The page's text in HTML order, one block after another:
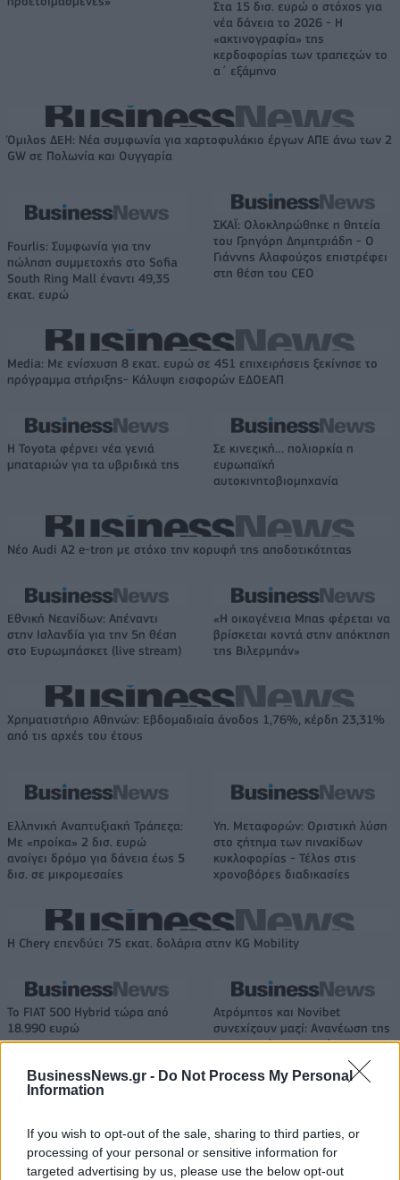
BusinessNews.gr - Do Not Process My Personal
Information
If you wish to opt-out of the sale, sharing to third parties, or
processing of your personal or sensitive information for
targeted advertising by us, please use the below opt-out
Στα 15 δισ. ευρώ ο στόχος για
νέα δάνεια το 2026 - Η
«ακτινογραφία» της
κερδοφορίας των τραπεζών το
α΄ εξάμηνο
Όμιλος ΔΕΗ: Νέα συμφωνία για χαρτοφυλάκιο έργων ΑΠΕ άνω των 2
GW σε Πολωνία και Ουγγαρία
Fourlis: Συμφωνία για την
πώληση συμμετοχής στο Sofia
South Ring Mall έναντι 49,35
εκατ. ευρώ
ΣΚΑΪ: Ολοκληρώθηκε η θητεία
του Γρηγόρη Δημητριάδη - Ο
Γιάννης Αλαφούζος επιστρέφει
στη θέση του CEO
Media: Με ενίσχυση 8 εκατ. ευρώ σε 451 επιχειρήσεις ξεκίνησε το
πρόγραμμα στήριξης- Κάλυψη εισφορών ΕΔΟΕΑΠ
Η Toyota φέρνει νέα γενιά
μπαταριών για τα υβριδικά της
Σε κινεζική… πολιορκία η
ευρωπαϊκή
αυτοκινητοβιομηχανία
Νέο Audi A2 e-tron με στόχο την κορυφή της αποδοτικότητας
Εθνική Νεανίδων: Απέναντι
στην Ισλανδία για την 5η θέση
στο Ευρωμπάσκετ (live stream)
«Η οικογένεια Μπας φέρεται να
βρίσκεται κοντά στην απόκτηση
της Βιλερμπάν»
Χρηματιστήριο Αθηνών: Εβδομαδιαία άνοδος 1,76%, κέρδη 23,31%
από τις αρχές του έτους
Ελληνική Αναπτυξιακή Τράπεζα:
Με «προίκα» 2 δισ. ευρώ
ανοίγει δρόμο για δάνεια έως 5
δισ. σε μικρομεσαίες
Υπ. Μεταφορών: Οριστική λύση
στο ζήτημα των πινακίδων
κυκλοφορίας - Τέλος στις
χρονοβόρες διαδικασίες
Η Chery επενδύει 75 εκατ. δολάρια στην KG Mobility
Το FIAT 500 Hybrid τώρα από
18.990 ευρώ
Ατρόμητος και Novibet
συνεχίζουν μαζί: Ανανέωση της
συνεργασίας τους μέχρι το
18η συνεχόμενη χρονιά για τον ΟΤΕ στη διεθνή σειρά δεικτών
FTSE4Good